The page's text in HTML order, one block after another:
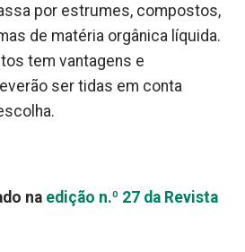
por estrumes, compostos,
de matéria orgânica líquida.
tem vantagens e
ser tidas em conta
na edição n.º 27 da Revista